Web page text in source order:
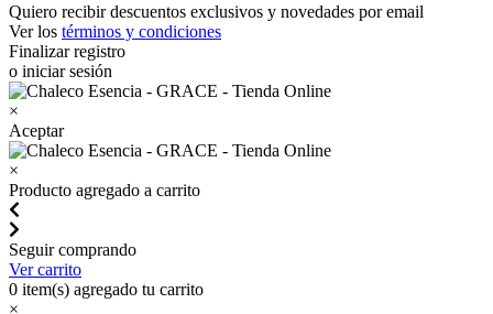
Quiero recibir descuentos exclusivos y novedades por email
Ver los términos y condiciones
Finalizar registro
o iniciar sesión
×
Aceptar
×
Producto agregado a carrito
Seguir comprando
Ver carrito
0 item(s) agregado tu carrito
×